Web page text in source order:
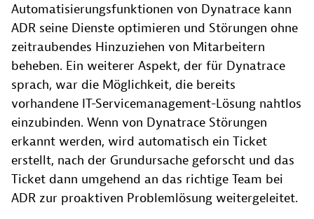
Automatisierungsfunktionen von Dynatrace kann
ADR seine Dienste optimieren und Störungen ohne
zeitraubendes Hinzuziehen von Mitarbeitern
beheben. Ein weiterer Aspekt, der für Dynatrace
sprach, war die Möglichkeit, die bereits
vorhandene IT-Servicemanagement-Lösung nahtlos
einzubinden. Wenn von Dynatrace Störungen
erkannt werden, wird automatisch ein Ticket
erstellt, nach der Grundursache geforscht und das
Ticket dann umgehend an das richtige Team bei
ADR zur proaktiven Problemlösung weitergeleitet.